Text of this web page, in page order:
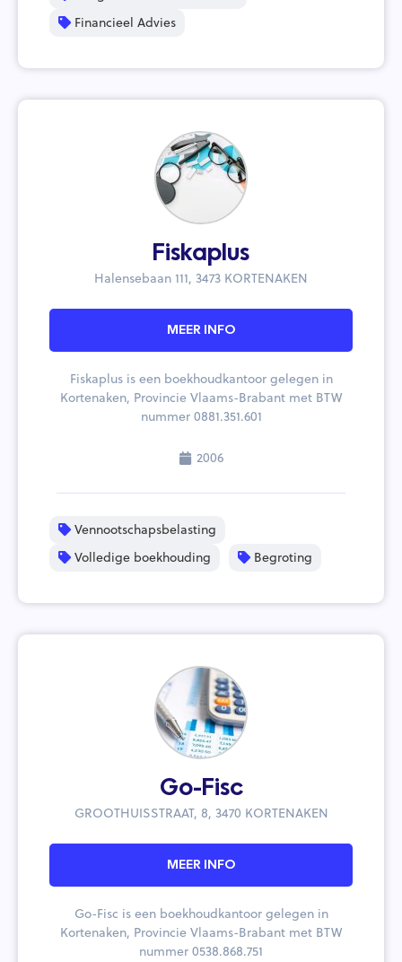
Financieel Advies
Fiskaplus
Halensebaan 111, 3473 KORTENAKEN
MEER INFO
Fiskaplus is een boekhoudkantoor gelegen in
Kortenaken, Provincie Vlaams-Brabant met BTW
nummer 0881.351.601
2006
Vennootschapsbelasting
Volledige boekhouding
Begroting
Go-Fisc
GROOTHUISSTRAAT, 8, 3470 KORTENAKEN
MEER INFO
Go-Fisc is een boekhoudkantoor gelegen in
Kortenaken, Provincie Vlaams-Brabant met BTW
nummer 0538.868.751